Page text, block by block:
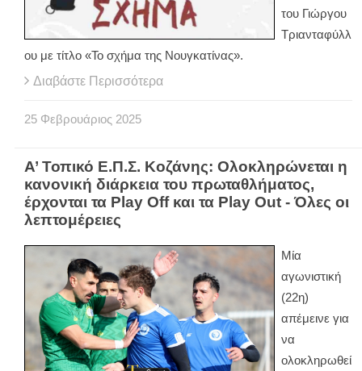
του Γιώργου
Τριανταφύλλ
ου με τίτλο «Το σχήμα της Νουγκατίνας».
Διαβάστε Περισσότερα
25 Φεβρουάριος 2025
Α’ Τοπικό Ε.Π.Σ. Κοζάνης: Ολοκληρώνεται η
κανονική διάρκεια του πρωταθλήματος,
έρχονται τα Play Off και τα Play Out - Όλες οι
λεπτομέρειες
Μία
αγωνιστική
(22η)
απέμεινε για
να
ολοκληρωθεί